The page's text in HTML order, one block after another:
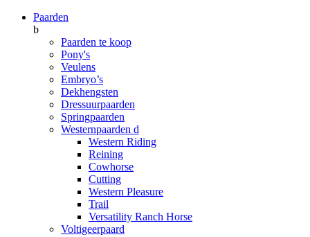
Paarden
b
Paarden te koop
Pony's
Veulens
Embryo’s
Dekhengsten
Dressuurpaarden
Springpaarden
Westernpaarden d
Western Riding
Reining
Cowhorse
Cutting
Western Pleasure
Trail
Versatility Ranch Horse
Voltigeerpaard